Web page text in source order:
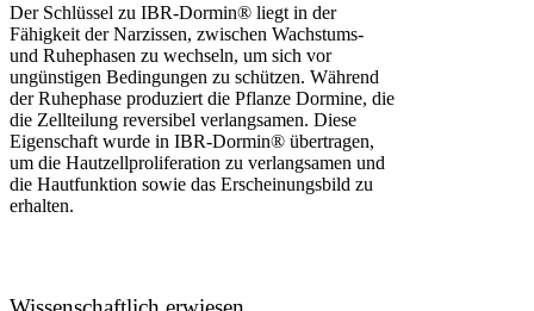
Der Schlüssel zu IBR-Dormin® liegt in der
Fähigkeit der Narzissen, zwischen Wachstums-
und Ruhephasen zu wechseln, um sich vor
ungünstigen Bedingungen zu schützen. Während
der Ruhephase produziert die Pflanze Dormine, die
die Zellteilung reversibel verlangsamen. Diese
Eigenschaft wurde in IBR-Dormin® übertragen,
um die Hautzellproliferation zu verlangsamen und
die Hautfunktion sowie das Erscheinungsbild zu
erhalten.